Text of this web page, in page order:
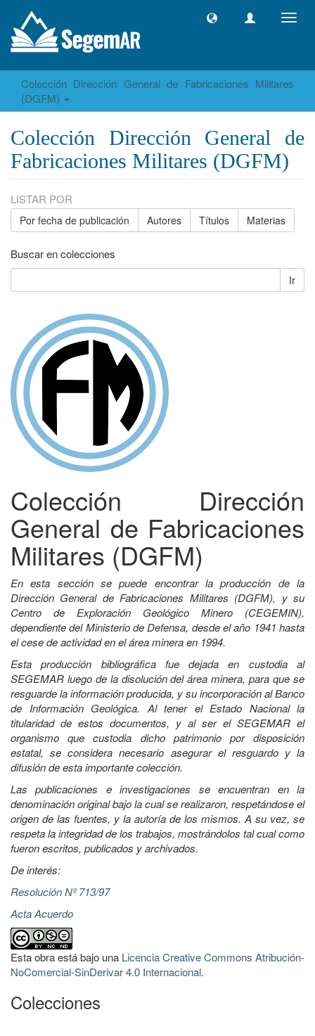
Colección Dirección General de Fabricaciones Militares
(DGFM)
Colección Dirección General de
Fabricaciones Militares (DGFM)
LISTAR POR
Por fecha de publicación Autores Títulos Materias
Buscar en colecciones
Ir
Colección Dirección
General de Fabricaciones
Militares (DGFM)
En esta sección se puede encontrar la producción de la
Dirección General de Fabricaciones Militares (DGFM), y su
Centro de Exploración Geológico Minero (CEGEMIN),
dependiente del Ministerio de Defensa, desde el año 1941 hasta
el cese de actividad en el área minera en 1994.
Esta producción bibliográfica fue dejada en custodia al
SEGEMAR luego de la disolución del área minera, para que se
resguarde la información producida, y su incorporación al Banco
de Información Geológica. Al tener el Estado Nacional la
titularidad de estos documentos, y al ser el SEGEMAR el
organismo que custodia dicho patrimonio por disposición
estatal, se considera necesario asegurar el resguardo y la
difusión de esta importante colección.
Las publicaciones e investigaciones se encuentran en la
denominación original bajo la cual se realizaron, respetándose el
origen de las fuentes, y la autoría de los mismos. A su vez, se
respeta la integridad de los trabajos, mostrándolos tal cual como
fueron escritos, publicados y archivados.
De interés:
Resolución Nº 713/97
Acta Acuerdo
Esta obra está bajo una Licencia Creative Commons Atribución-
NoComercial-SinDerivar 4.0 Internacional.
Colecciones